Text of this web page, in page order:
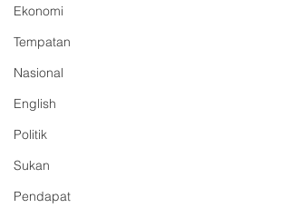
Ekonomi
Tempatan
Nasional
English
Politik
Sukan
Pendapat